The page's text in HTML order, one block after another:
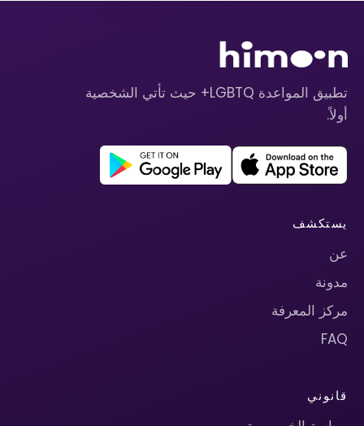
تطبيق المواعدة LGBTQ+ حيث تأتي الشخصية
أولاً.
يستكشف
عن
مدونة
مركز المعرفة
FAQ
قانوني